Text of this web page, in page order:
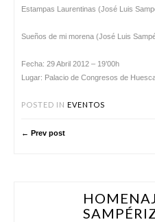
Estampas Laurentinas (José Luis
Sueños de mi morena (José Luis
Fecha: 29 Abril 2012 – 19’00h
Lugar: Palacio de Congresos de
POSTED IN EVENTOS
← Prev post